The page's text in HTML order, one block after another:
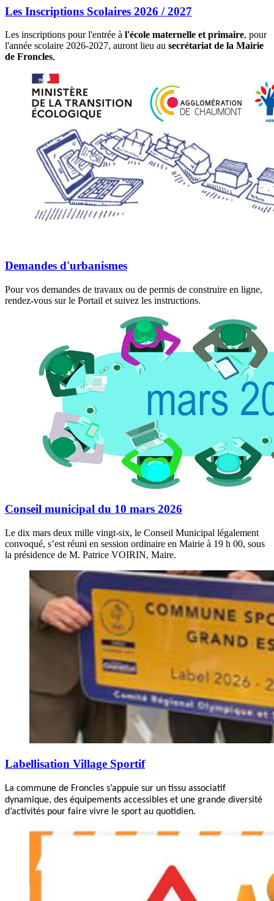
Les Inscriptions Scolaires 2026 / 2027
Les inscriptions pour l'entrée à l'école maternelle et primaire, pour
l'année scolaire 2026-2027, auront lieu au secrétariat de la Mairie
de Froncles,
Demandes d'urbanismes
Pour vos demandes de travaux ou de permis de construire en ligne,
rendez-vous sur le Portail et suivez les instructions.
Conseil municipal du 10 mars 2026
Le dix mars deux mille vingt-six, le Conseil Municipal légalement
convoqué, s’est réuni en session ordinaire en Mairie à 19 h 00, sous
la présidence de M. Patrice VOIRIN, Maire.
Labellisation Village Sportif
La commune de Froncles s’appuie sur un tissu associatif
dynamique, des équipements accessibles et une grande diversité
d’activités pour faire vivre le sport au quotidien.